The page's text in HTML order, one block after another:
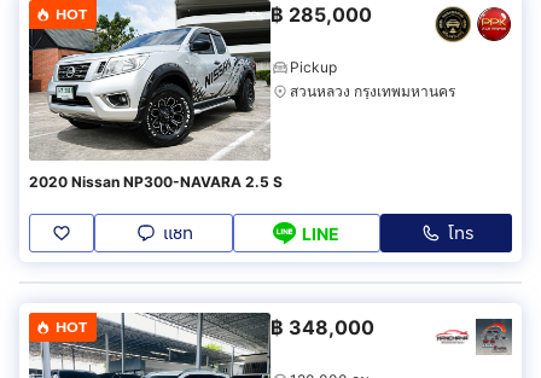
HOT ฿ 285,000
Pickup
สวนหลวง กรุงเทพมหานคร
2020 Nissan NP300-NAVARA 2.5 S
แชท LINE โทร
HOT ฿ 348,000